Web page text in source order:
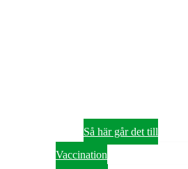
Så här går det till
Vaccination